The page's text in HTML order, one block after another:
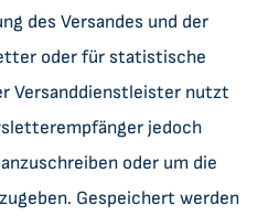
des Versandes und der
oder für statistische
Versanddienstleister nutzt
jedoch
oder um die
Gespeichert werden